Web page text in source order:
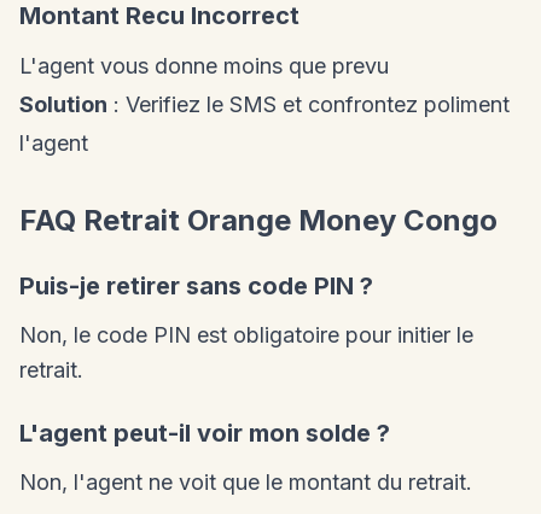
Montant Recu Incorrect
L'agent vous donne moins que prevu
Solution : Verifiez le SMS et confrontez poliment
l'agent
FAQ Retrait Orange Money Congo
Puis-je retirer sans code PIN ?
Non, le code PIN est obligatoire pour initier le
retrait.
L'agent peut-il voir mon solde ?
Non, l'agent ne voit que le montant du retrait.